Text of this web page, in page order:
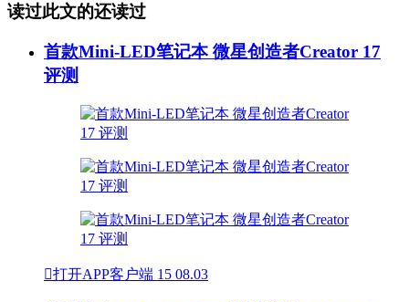
读过此文的还读过
首款Mini-LED笔记本 微星创造者Creator 17
评测
打开APP客户端 15 08.03